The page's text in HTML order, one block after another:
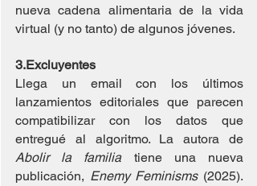
nueva cadena alimentaria de la vida
virtual (y no tanto) de algunos jóvenes.
3.Excluyentes
Llega un email con los últimos
lanzamientos editoriales que parecen
compatibilizar con los datos que
Abolir la familia tiene una nueva
publicación, Enemy Feminisms (2025).